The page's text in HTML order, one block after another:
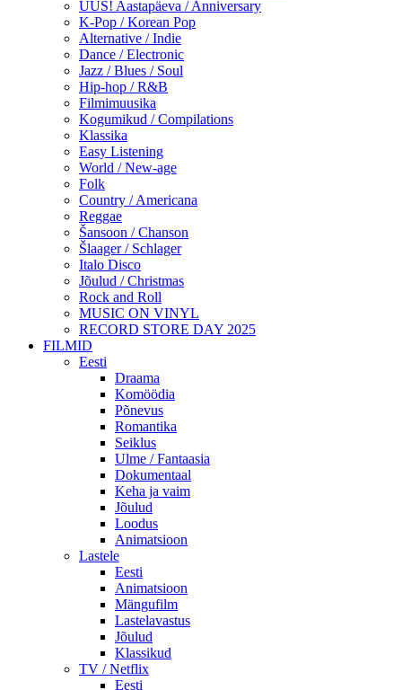
UUS! Aastapäeva / Anniversary
K-Pop / Korean Pop
Alternative / Indie
Dance / Electronic
Jazz / Blues / Soul
Hip-hop / R&B
Filmimuusika
Kogumikud / Compilations
Klassika
Easy Listening
World / New-age
Folk
Country / Americana
Reggae
Šansoon / Chanson
Šlaager / Schlager
Italo Disco
Jõulud / Christmas
Rock and Roll
MUSIC ON VINYL
RECORD STORE DAY 2025
FILMID
Eesti
Draama
Komöödia
Põnevus
Romantika
Seiklus
Ulme / Fantaasia
Dokumentaal
Keha ja vaim
Jõulud
Loodus
Animatsioon
Lastele
Eesti
Animatsioon
Mängufilm
Lastelavastus
Jõulud
Klassikud
TV / Netflix
Eesti